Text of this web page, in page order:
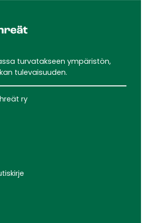
turvatakseen ympäristön,
tulevaisuuden.
ry